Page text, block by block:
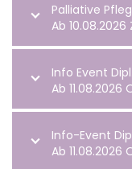
Palliative
Ab 10.08.2026
Info Event
Ab 11.08.2026
Info-Event
Ab 11.08.2026